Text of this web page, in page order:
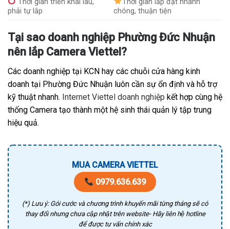
phải tự lắp
chóng, thuận tiện
Tại sao doanh nghiệp Phường Đức Nhuận
nên lắp Camera Viettel?
Các doanh nghiệp tại KCN hay các chuỗi cửa hàng kinh
doanh tại Phường Đức Nhuận luôn cần sự ổn định và hỗ trợ
kỹ thuật nhanh. Internet Viettel doanh nghiệp kết hợp cùng hệ
thống Camera tạo thành một hệ sinh thái quản lý tập trung
hiệu quả.
MUA CAMERA VIETTEL
0979.636.639
(*) Lưu ý: Gói cước và chương trình khuyến mãi từng tháng sẽ có
thay đổi nhưng chưa cập nhật trên website- Hãy liên hệ hotline
để được tư vấn chính xác